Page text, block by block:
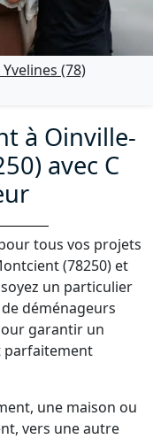
(78)
à Oinville-
avec C
tous vos projets
(78250) et
un particulier
déménageurs
garantir un
parfaitement
une maison ou
vers une autre